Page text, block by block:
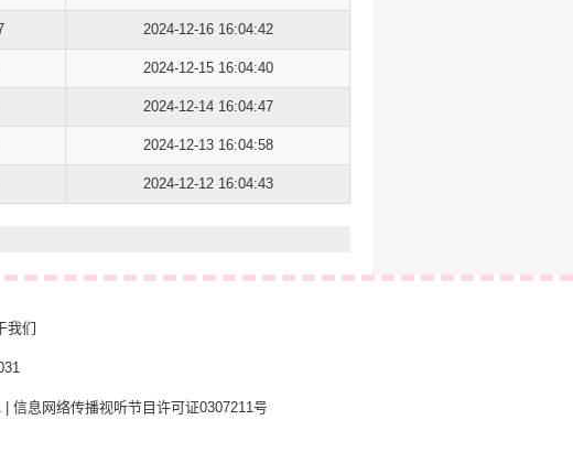
2024-12-16 16:04:42
2024-12-15 16:04:40
2024-12-14 16:04:47
2024-12-13 16:04:58
2024-12-12 16:04:43
我们
信息网络传播视听节目许可证0307211号